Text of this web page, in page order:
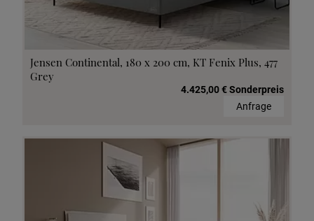
Jensen Continental, 180 x 200 cm, KT Fenix Plus, 477
Grey
4.425,00 € Sonderpreis
Anfrage